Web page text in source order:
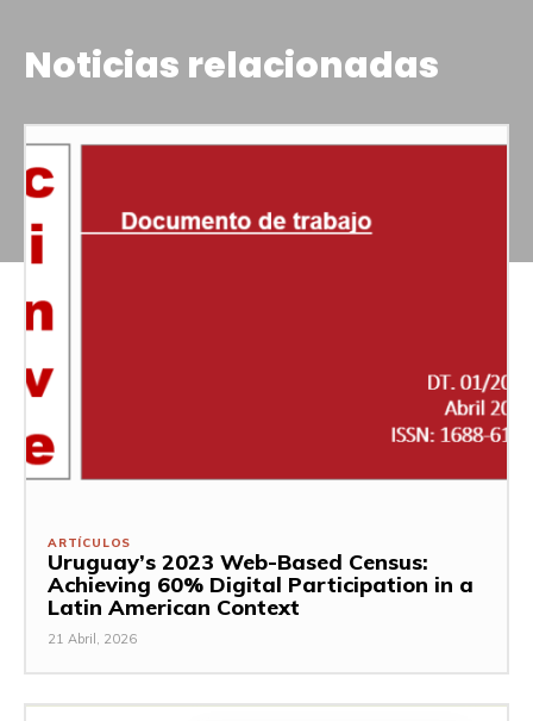
Noticias relacionadas
ARTÍCULOS
Uruguay’s 2023 Web-Based Census:
Achieving 60% Digital Participation in a
Latin American Context
21 Abril, 2026